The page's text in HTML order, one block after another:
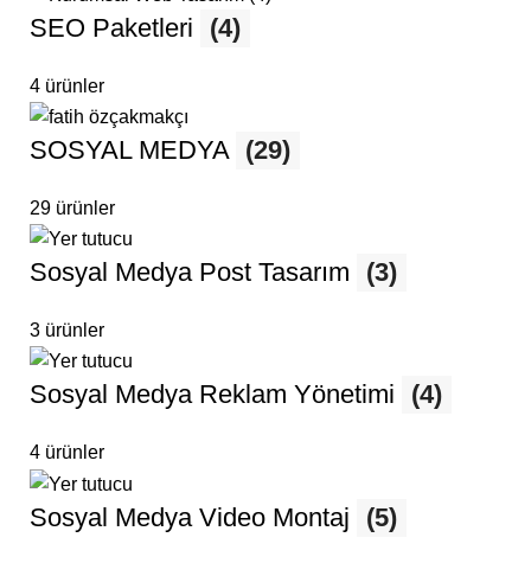
SEO Paketleri (4)
4 ürünler
SOSYAL MEDYA (29)
29 ürünler
Sosyal Medya Post Tasarım (3)
3 ürünler
Sosyal Medya Reklam Yönetimi (4)
4 ürünler
Sosyal Medya Video Montaj (5)